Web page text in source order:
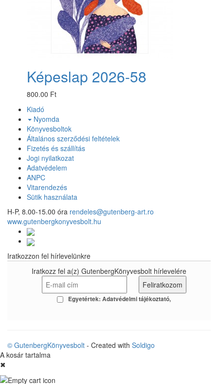
Képeslap 2026-58
800.00 Ft
Kiadó
Nyomda
Könyvesboltok
Általános szerződési feltételek
Fizetés és szállítás
Jogi nyilatkozat
Adatvédelem
ANPC
Vitarendezés
Sütik használata
H-P, 8.00-15.00 óra rendeles@gutenberg-art.ro
www.gutenbergkonyvesbolt.hu
Iratkozzon fel hírlevelünkre
Iratkozz fel a(z) GutenbergKönyvesbolt hírlevelére
Egyetértek: Adatvédelmi tájékoztató
© GutenbergKönyvesbolt - Created with Soldigo
A kosár tartalma
✖